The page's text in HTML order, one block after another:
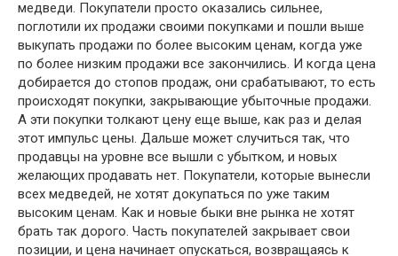
медведи. Покупатели просто оказались сильнее,
поглотили их продажи своими покупками и пошли выше
выкупать продажи по более высоким ценам, когда уже
по более низким продажи все закончились. И когда цена
добирается до стопов продаж, они срабатывают, то есть
происходят покупки, закрывающие убыточные продажи.
А эти покупки толкают цену еще выше, как раз и делая
этот импульс цены. Дальше может случиться так, что
продавцы на уровне все вышли с убытком, и новых
желающих продавать нет. Покупатели, которые вынесли
всех медведей, не хотят докупаться по уже таким
высоким ценам. Как и новые быки вне рынка не хотят
брать так дорого. Часть покупателей закрывает свои
позиции, и цена начинает опускаться, возвращаясь к